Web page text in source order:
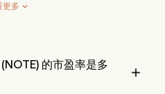

更多
的市盈率是多
